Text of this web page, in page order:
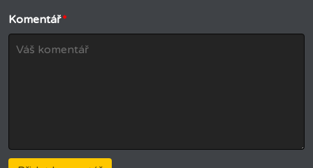
Komentář*